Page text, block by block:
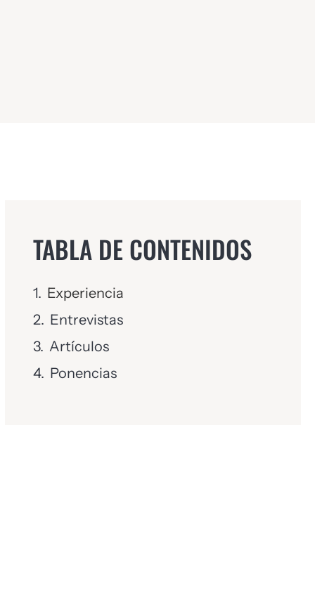
TABLA DE CONTENIDOS
Experiencia
Entrevistas
Artículos
Ponencias